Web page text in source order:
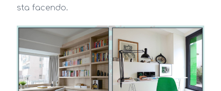
sta facendo.